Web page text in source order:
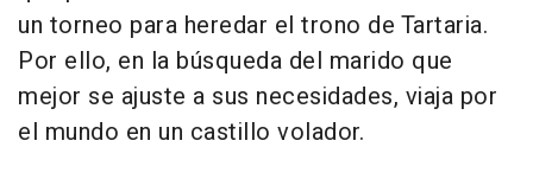
un torneo para heredar el trono de Tartaria.
Por ello, en la búsqueda del marido que
mejor se ajuste a sus necesidades, viaja por
el mundo en un castillo volador.